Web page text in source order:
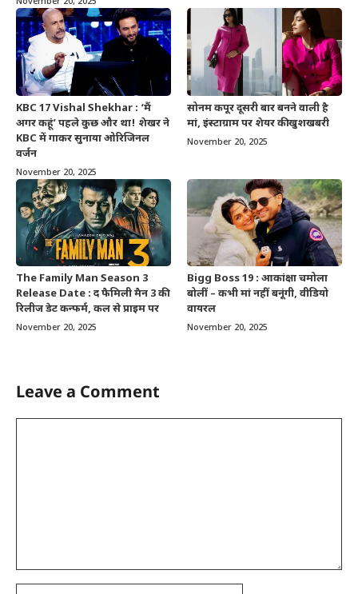
KBC 17 Vishal Shekhar : ‘मैं
अगर कहूं’ पहले कुछ और था! शेखर ने
KBC में गाकर सुनाया ओरिजिनल
वर्जन
November 20, 2025
सोनम कपूर दूसरी बार बनने वाली है
मां, इंस्टाग्राम पर शेयर की खुशखबरी
November 20, 2025
The Family Man Season 3
Release Date : द फैमिली मैन 3 की
रिलीज डेट कन्फर्म, कल से प्राइम पर
November 20, 2025
Bigg Boss 19 : आकांक्षा चमोला
बोलीं – कभी मां नहीं बनूंगी, वीडियो
वायरल
November 20, 2025
Leave a Comment